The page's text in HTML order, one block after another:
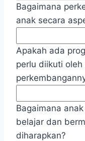
Bagaimana
anak secara
Apakah ada
perlu diikuti
Bagaimana
belajar dan
diharapkan?